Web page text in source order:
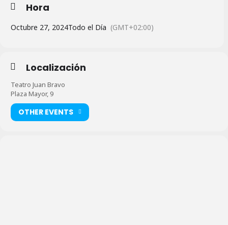
Hora
Octubre 27, 2024Todo el Día (GMT+02:00)
Localización
Teatro Juan Bravo
Plaza Mayor, 9
OTHER EVENTS